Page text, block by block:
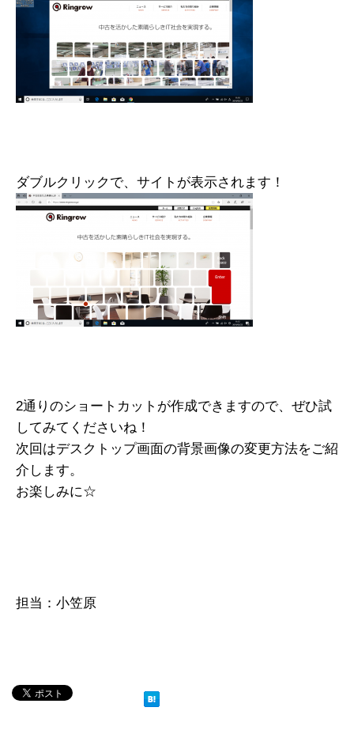
ダブルクリックで、サイトが表示されます！
2通りのショートカットが作成できますので、ぜひ試
してみてくださいね！
次回はデスクトップ画面の背景画像の変更方法をご紹
介します。
お楽しみに☆
担当：小笠原